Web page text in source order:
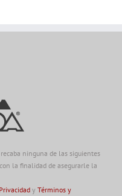
ninguna de las siguientes
la finalidad de asegurarle la
y Términos y